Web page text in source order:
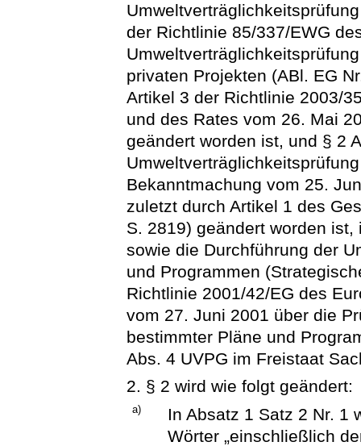
der Richtlinie 85/337/EWG
privaten Projekten (ABl. EG
Artikel 3 der Richtlinie 2003/
und des Rates vom 26. Mai
geändert worden ist, und § 2
Bekanntmachung vom 25.
zuletzt durch Artikel 1 des
S. 2819) geändert worden
sowie die Durchführung der
und Programmen
Richtlinie 2001/42/EG des
vom 27. Juni 2001 über die
bestimmter Pläne und
Abs. 4 UVPG im Freistaat
2. § 2 wird wie folgt geändert:
a)
In Absatz 1 Satz 2 Nr. 1
Wörter „einschließlich